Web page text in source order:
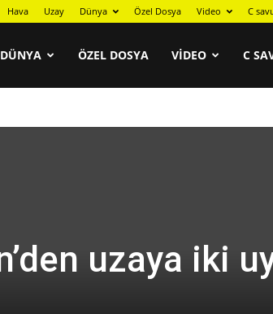
Hava Uzay Dünya Özel Dosya Video C
DÜNYA ÖZEL DOSYA VIDEO C
uzaya iki